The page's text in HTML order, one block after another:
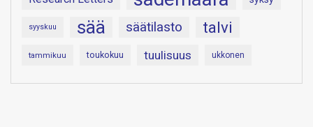
syyskuu sää säätilasto talvi
tammikuu toukokuu tuulisuus ukkonen